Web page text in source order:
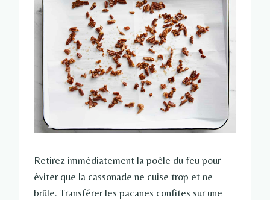
Retirez immédiatement la poêle du feu pour
éviter que la cassonade ne cuise trop et ne
brûle. Transférer les pacanes confites sur une